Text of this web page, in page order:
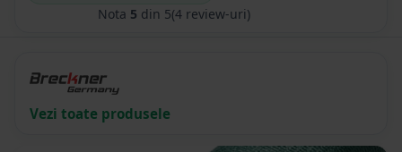
Nota 5 din 5(4 review-uri)
Vezi toate produsele